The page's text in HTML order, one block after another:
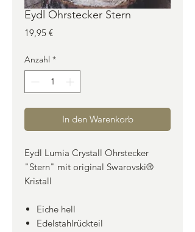
Eydl Ohrstecker Stern
19,95 €Preis
Anzahl *
In den Warenkorb
Eydl Lumia Crystall Ohrstecker
"Stern" mit original Swarovski®
Kristall
Eiche hell
Edelstahlrückteil